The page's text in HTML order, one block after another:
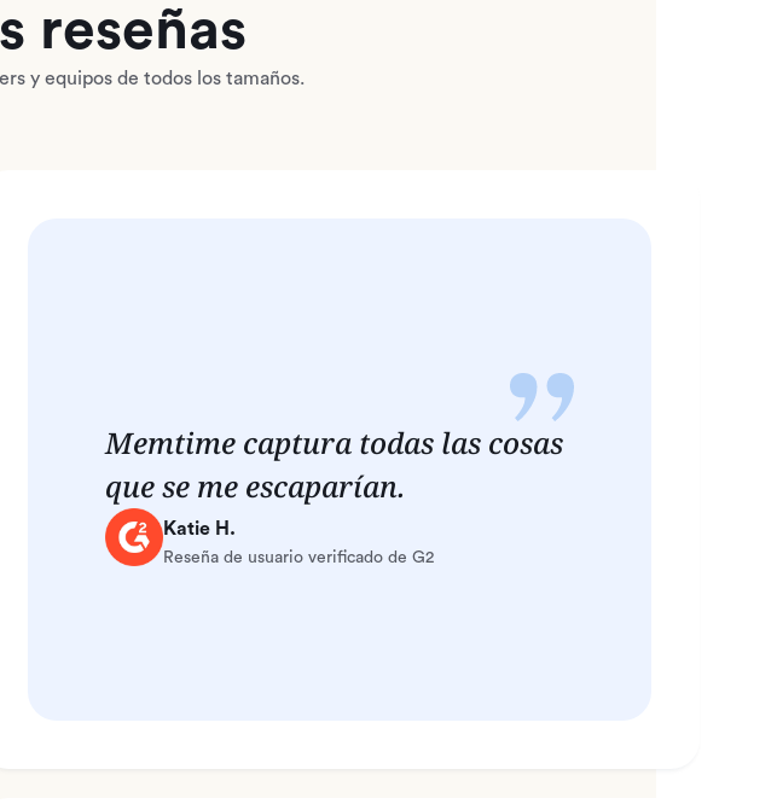
reseñas
y equipos de todos los tamaños.
Memtime captura todas las cosas
que se me escaparían.
Katie H.
Reseña de usuario verificado de G2